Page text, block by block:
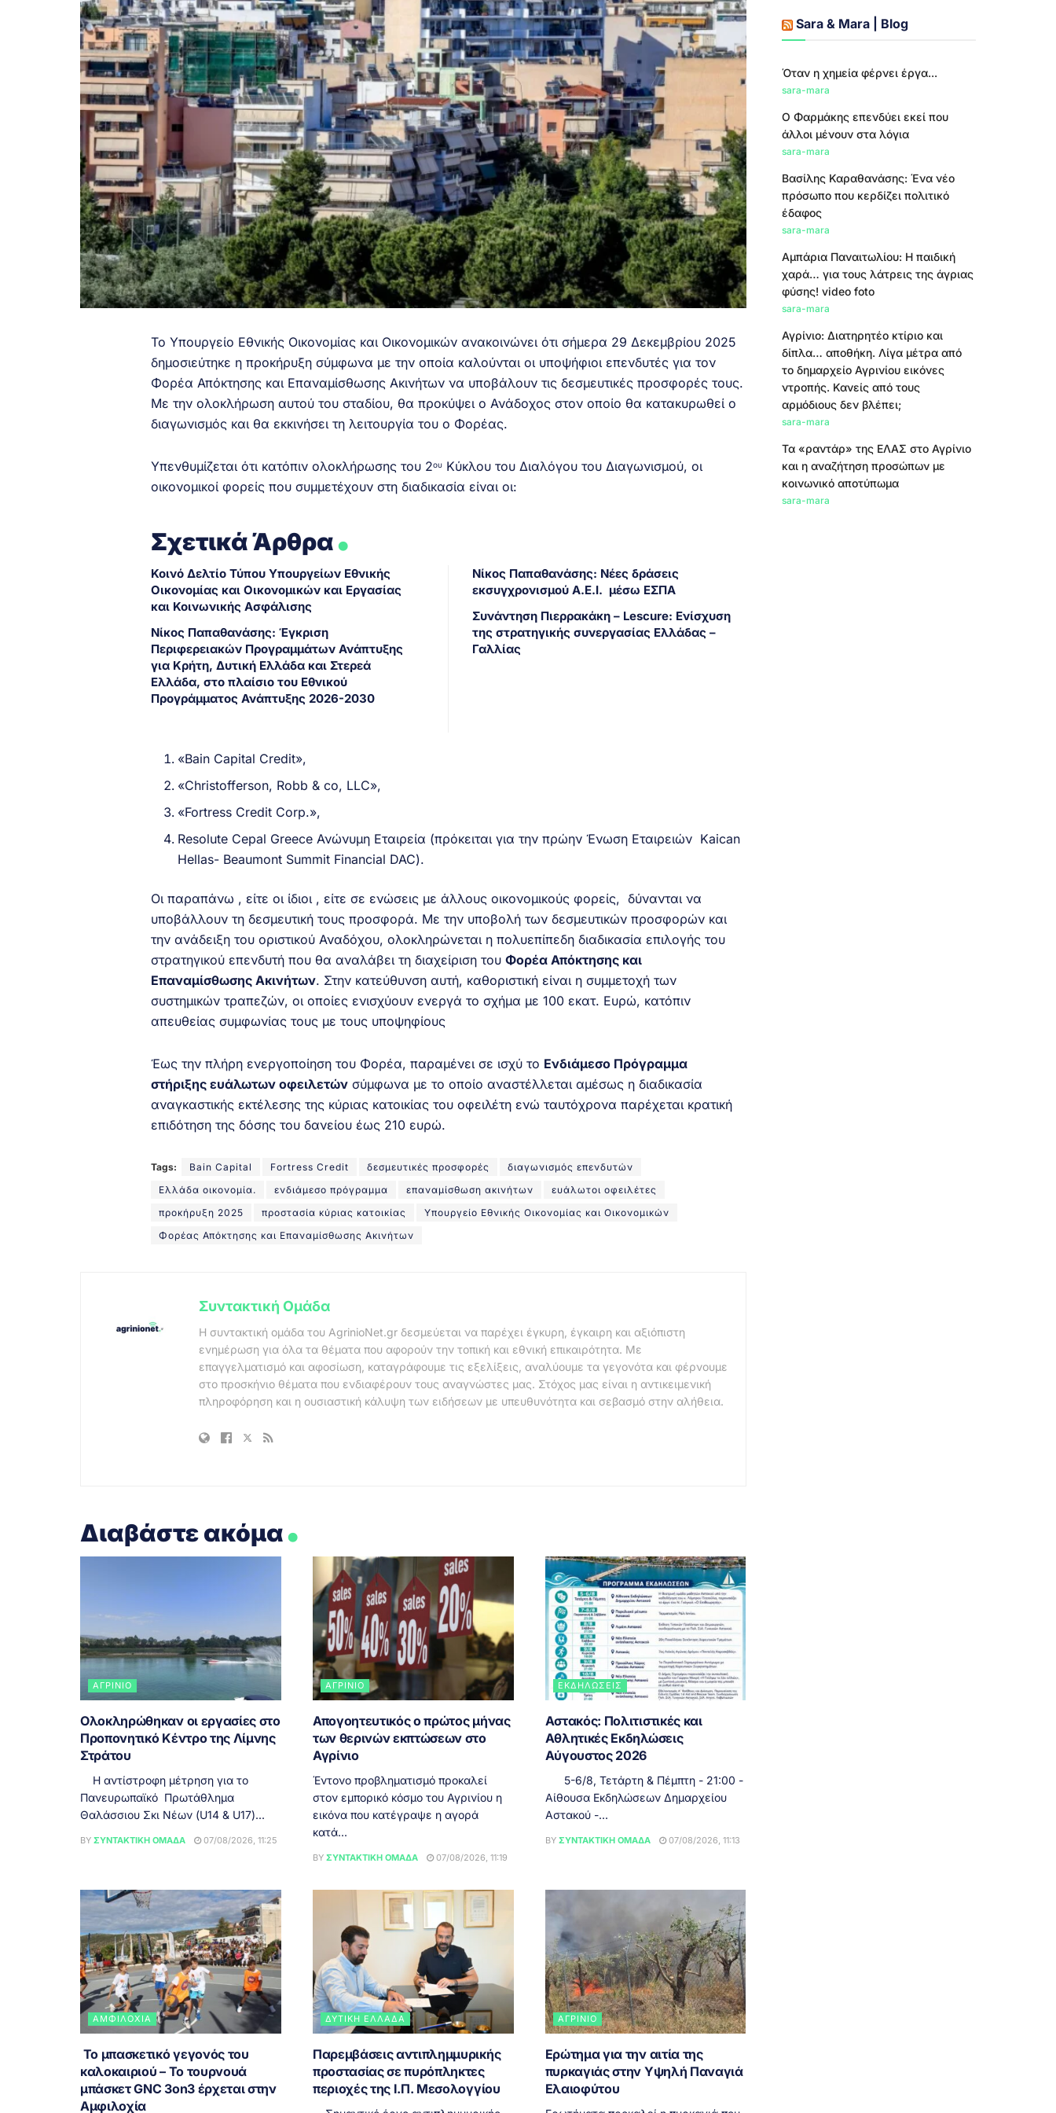
Το Υπουργείο Εθνικής Οικονομίας και Οικονομικών ανακοινώνει ότι σήμερα 29 Δεκεμβρίου 2025
δημοσιεύτηκε η προκήρυξη σύμφωνα με την οποία καλούνται οι υποψήφιοι επενδυτές για τον
Φορέα Απόκτησης και Επαναμίσθωσης Ακινήτων να υποβάλουν τις δεσμευτικές προσφορές τους.
Με την ολοκλήρωση αυτού του σταδίου, θα προκύψει ο Ανάδοχος στον οποίο θα κατακυρωθεί ο
διαγωνισμός και θα εκκινήσει τη λειτουργία του ο Φορέας.
Υπενθυμίζεται ότι κατόπιν ολοκλήρωσης του 2ου Κύκλου του Διαλόγου του Διαγωνισμού, οι
οικονομικοί φορείς που συμμετέχουν στη διαδικασία είναι οι:
Σχετικά Άρθρα.
Κοινό Δελτίο Τύπου Υπουργείων Εθνικής
Οικονομίας και Οικονομικών και Εργασίας
και Κοινωνικής Ασφάλισης
Νίκος Παπαθανάσης: Έγκριση
Περιφερειακών Προγραμμάτων Ανάπτυξης
για Κρήτη, Δυτική Ελλάδα και Στερεά
Ελλάδα, στο πλαίσιο του Εθνικού
Προγράμματος Ανάπτυξης 2026-2030
Νίκος Παπαθανάσης: Νέες δράσεις
εκσυγχρονισμού Α.Ε.Ι. μέσω ΕΣΠΑ
Συνάντηση Πιερρακάκη – Lescure: Ενίσχυση
της στρατηγικής συνεργασίας Ελλάδας –
Γαλλίας
«Bain Capital Credit»,
«Christofferson, Robb & co, LLC»,
«Fortress Credit Corp.»,
Resolute Cepal Greece Ανώνυμη Εταιρεία (πρόκειται για την πρώην Ένωση Εταιρειών Kaican
Hellas- Beaumont Summit Financial DAC).
Οι παραπάνω , είτε οι ίδιοι , είτε σε ενώσεις με άλλους οικονομικούς φορείς, δύνανται να
υποβάλλουν τη δεσμευτική τους προσφορά. Με την υποβολή των δεσμευτικών προσφορών και
την ανάδειξη του οριστικού Αναδόχου, ολοκληρώνεται η πολυεπίπεδη διαδικασία επιλογής του
στρατηγικού επενδυτή που θα αναλάβει τη διαχείριση του Φορέα Απόκτησης και
Επαναμίσθωσης Ακινήτων. Στην κατεύθυνση αυτή, καθοριστική είναι η συμμετοχή των
συστημικών τραπεζών, οι οποίες ενισχύουν ενεργά το σχήμα με 100 εκατ. Ευρώ, κατόπιν
απευθείας συμφωνίας τους με τους υποψηφίους
Έως την πλήρη ενεργοποίηση του Φορέα, παραμένει σε ισχύ το Ενδιάμεσο Πρόγραμμα
στήριξης ευάλωτων οφειλετών σύμφωνα με το οποίο αναστέλλεται αμέσως η διαδικασία
αναγκαστικής εκτέλεσης της κύριας κατοικίας του οφειλέτη ενώ ταυτόχρονα παρέχεται κρατική
επιδότηση της δόσης του δανείου έως 210 ευρώ.
Tags: Bain Capital Fortress Credit δεσμευτικές προσφορές
διαγωνισμός επενδυτών
Ελλάδα οικονομία.
ενδιάμεσο πρόγραμμα επαναμίσθωση ακινήτων
ευάλωτοι οφειλέτες
προκήρυξη 2025
προστασία κύριας κατοικίας
Υπουργείο Εθνικής Οικονομίας και Οικονομικών
Φορέας Απόκτησης και Επαναμίσθωσης Ακινήτων
Συντακτική Ομάδα
Η συντακτική ομάδα του AgrinioNet.gr δεσμεύεται να παρέχει έγκυρη, έγκαιρη και αξιόπιστη
ενημέρωση για όλα τα θέματα που αφορούν την τοπική και εθνική επικαιρότητα. Με
επαγγελματισμό και αφοσίωση, καταγράφουμε τις εξελίξεις, αναλύουμε τα γεγονότα και φέρνουμε
στο προσκήνιο θέματα που ενδιαφέρουν τους αναγνώστες μας. Στόχος μας είναι η αντικειμενική
πληροφόρηση και η ουσιαστική κάλυψη των ειδήσεων με υπευθυνότητα και σεβασμό στην αλήθεια.
Διαβάστε ακόμα.
ΑΓΡΊΝΙΟ
Ολοκληρώθηκαν οι εργασίες στο
Προπονητικό Κέντρο της Λίμνης
Στράτου
Η αντίστροφη μέτρηση για το
Πανευρωπαϊκό Πρωτάθλημα
Θαλάσσιου Σκι Νέων (U14 & U17)...
BY ΣΥΝΤΑΚΤΙΚΉ ΟΜΆΔΑ 07/08/2026, 11:25
ΑΓΡΊΝΙΟ
Απογοητευτικός ο πρώτος μήνας
των θερινών εκπτώσεων στο
Αγρίνιο
Έντονο προβληματισμό προκαλεί
στον εμπορικό κόσμο του Αγρινίου η
εικόνα που κατέγραψε η αγορά
κατά...
BY ΣΥΝΤΑΚΤΙΚΉ ΟΜΆΔΑ 07/08/2026, 11:19
ΕΚΔΗΛΏΣΕΙΣ
Αστακός: Πολιτιστικές και
Αθλητικές Εκδηλώσεις
Αύγουστος 2026
5-6/8, Τετάρτη & Πέμπτη - 21:00 -
Αίθουσα Εκδηλώσεων Δημαρχείου
Αστακού -...
BY ΣΥΝΤΑΚΤΙΚΉ ΟΜΆΔΑ 07/08/2026, 11:13
ΑΜΦΙΛΟΧΊΑ
Το μπασκετικό γεγονός του
καλοκαιριού – Το τουρνουά
μπάσκετ GNC 3on3 έρχεται στην
Αμφιλοχία
ΔΥΤΙΚΉ ΕΛΛΆΔΑ
Παρεμβάσεις αντιπλημμυρικής
προστασίας σε πυρόπληκτες
περιοχές της Ι.Π. Μεσολογγίου
ΑΓΡΊΝΙΟ
Ερώτημα για την αιτία της
πυρκαγιάς στην Υψηλή Παναγιά
Ελαιοφύτου
Sara & Mara | Blog
Όταν η χημεία φέρνει έργα...
sara-mara
Ο Φαρμάκης επενδύει εκεί που
άλλοι μένουν στα λόγια
sara-mara
Βασίλης Καραθανάσης: Ένα νέο
πρόσωπο που κερδίζει πολιτικό
έδαφος
sara-mara
Αμπάρια Παναιτωλίου: Η παιδική
χαρά… για τους λάτρεις της άγριας
φύσης! video foto
sara-mara
Αγρίνιο: Διατηρητέο κτίριο και
δίπλα… αποθήκη. Λίγα μέτρα από
το δημαρχείο Αγρινίου εικόνες
ντροπής. Κανείς από τους
αρμόδιους δεν βλέπει;
sara-mara
Τα «ραντάρ» της ΕΛΑΣ στο Αγρίνιο
και η αναζήτηση προσώπων με
κοινωνικό αποτύπωμα
sara-mara